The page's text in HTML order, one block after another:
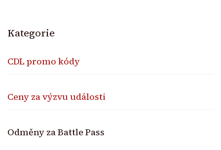
Kategorie
CDL promo kódy
Ceny za výzvu události
Odměny za Battle Pass